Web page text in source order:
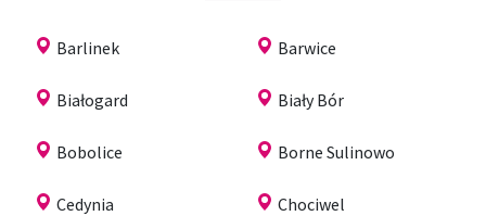
Barlinek Barwice
Białogard Biały Bór
Bobolice Borne Sulinowo
Cedynia Chociwel